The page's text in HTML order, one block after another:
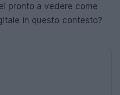
pronto a vedere come
in questo contesto?